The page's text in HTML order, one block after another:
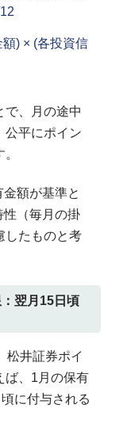
) × (各投資信
で、月の途中
公平にポイン
額が基準と
性（毎月の掛
したものと考
翌月15日頃
松井証券ポイ
ば、1月の保有
に付与される